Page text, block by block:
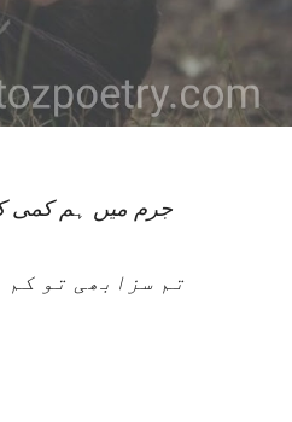
تم سزابھی تو کم